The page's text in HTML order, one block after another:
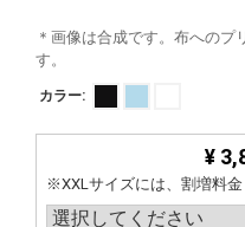
＊画像は合成です。布へのプ
す。
カラー:
¥
※XXLサイズには、割増料金